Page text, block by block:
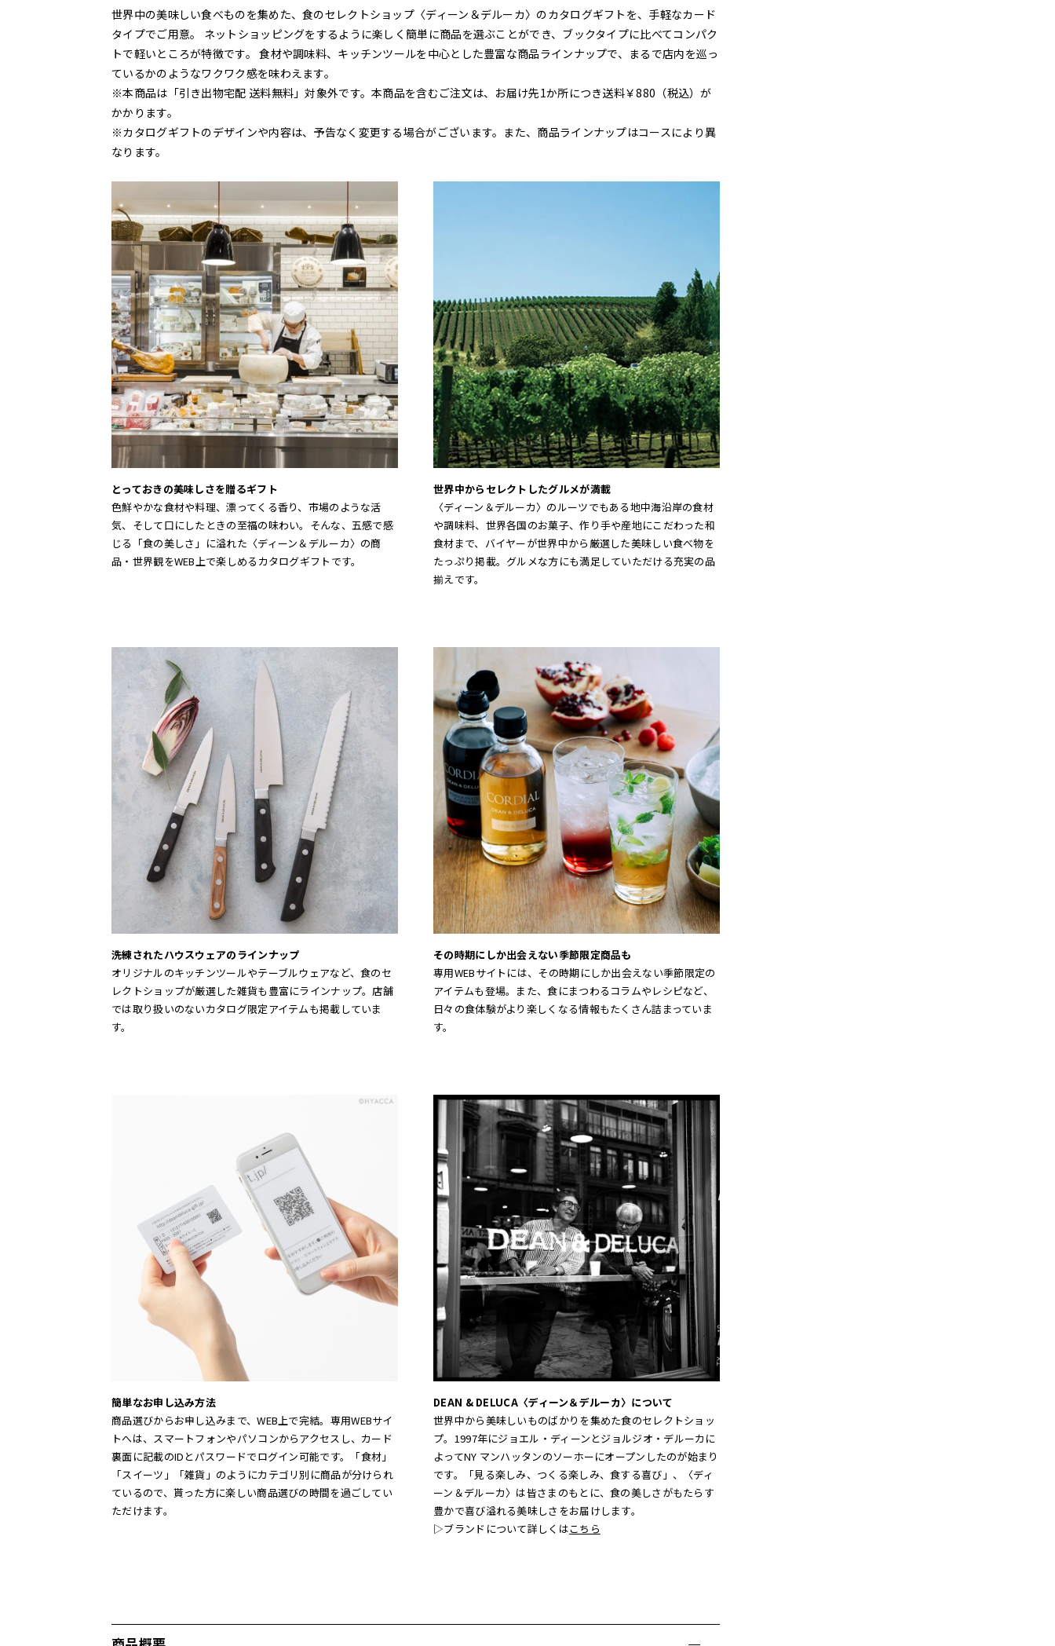
世界中の美味しい食べものを集めた、食のセレクトショップ〈ディーン＆デルーカ〉のカタログギフトを、手軽なカード
タイプでご用意。 ネットショッピングをするように楽しく簡単に商品を選ぶことができ、ブックタイプに比べてコンパク
トで軽いところが特徴です。 食材や調味料、キッチンツールを中心とした豊富な商品ラインナップで、まるで店内を巡っ
ているかのようなワクワク感を味わえます。
※本商品は「引き出物宅配 送料無料」対象外です。本商品を含むご注文は、お届け先1か所につき送料￥880（税込）が
かかります。
※カタログギフトのデザインや内容は、予告なく変更する場合がございます。また、商品ラインナップはコースにより異
なります。
とっておきの美味しさを贈るギフト
色鮮やかな食材や料理、漂ってくる香り、市場のような活
気、そして口にしたときの至福の味わい。そんな、五感で感
じる「食の美しさ」に溢れた〈ディーン＆デルーカ〉の商
品・世界観をWEB上で楽しめるカタログギフトです。
世界中からセレクトしたグルメが満載
〈ディーン＆デルーカ〉のルーツでもある地中海沿岸の食材
や調味料、世界各国のお菓子、作り手や産地にこだわった和
食材まで、バイヤーが世界中から厳選した美味しい食べ物を
たっぷり掲載。グルメな方にも満足していただける充実の品
揃えです。
洗練されたハウスウェアのラインナップ
オリジナルのキッチンツールやテーブルウェアなど、食のセ
レクトショップが厳選した雑貨も豊富にラインナップ。店舗
では取り扱いのないカタログ限定アイテムも掲載していま
す。
その時期にしか出会えない季節限定商品も
専用WEBサイトには、その時期にしか出会えない季節限定の
アイテムも登場。また、食にまつわるコラムやレシピなど、
日々の食体験がより楽しくなる情報もたくさん詰まっていま
す。
簡単なお申し込み方法
商品選びからお申し込みまで、WEB上で完結。専用WEBサイ
トへは、スマートフォンやパソコンからアクセスし、カード
裏面に記載のIDとパスワードでログイン可能です。「食材」
「スイーツ」「雑貨」のようにカテゴリ別に商品が分けられ
ているので、貰った方に楽しい商品選びの時間を過ごしてい
ただけます。
DEAN & DELUCA〈ディーン＆デルーカ〉について
世界中から美味しいものばかりを集めた食のセレクトショッ
プ。1997年にジョエル・ディーンとジョルジオ・デルーカに
よってNY マンハッタンのソーホーにオープンしたのが始まり
です。「見る楽しみ、つくる楽しみ、食する喜び」、〈ディ
ーン＆デルーカ〉は皆さまのもとに、食の美しさがもたらす
豊かで喜び溢れる美味しさをお届けします。
▷ブランドについて詳しくはこちら